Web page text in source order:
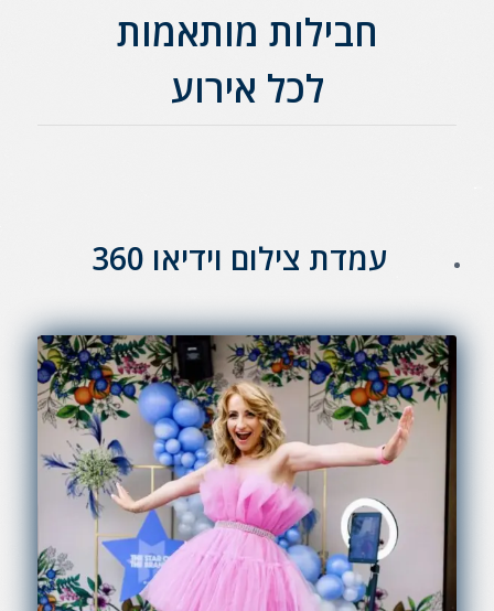
חבילות מותאמות
לכל אירוע
עמדת צילום וידיאו 360